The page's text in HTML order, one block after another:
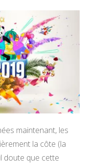
maintenant, les
la côte (la
doute que cette